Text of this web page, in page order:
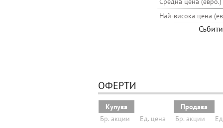
Най-висока цена
ОФЕРТИ
Купува
Бр. акции
Ед. цена
Продава
Бр. акции